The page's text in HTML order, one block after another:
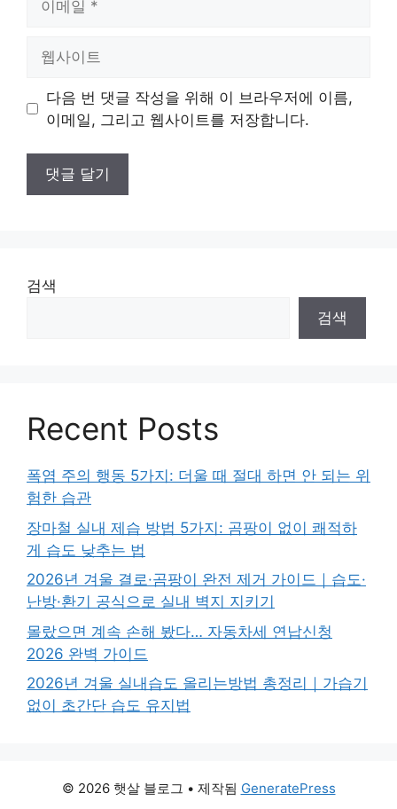
트
다음 번 댓글 작성을 위해 이 브라우저에 이름,
이메일, 그리고 웹사이트를 저장합니다.
검색
검색
Recent Posts
폭염 주의 행동 5가지: 더울 때 절대 하면 안 되는 위
험한 습관
장마철 실내 제습 방법 5가지: 곰팡이 없이 쾌적하
게 습도 낮추는 법
2026년 겨울 결로·곰팡이 완전 제거 가이드｜습도·
난방·환기 공식으로 실내 벽지 지키기
몰랐으면 계속 손해 봤다… 자동차세 연납신청
2026 완벽 가이드
2026년 겨울 실내습도 올리는방법 총정리｜가습기
없이 초간단 습도 유지법
© 2026 햇살 블로그 • 제작됨 GeneratePress